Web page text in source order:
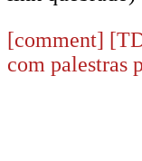
[comment]
com palestras